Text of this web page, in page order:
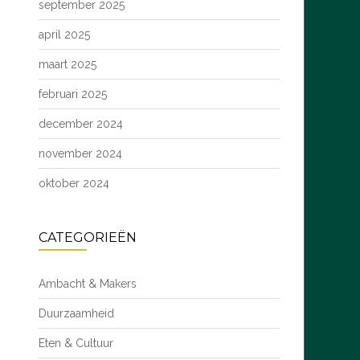
september 2025
april 2025
maart 2025
februari 2025
december 2024
november 2024
oktober 2024
CATEGORIEËN
Ambacht & Makers
Duurzaamheid
Eten & Cultuur